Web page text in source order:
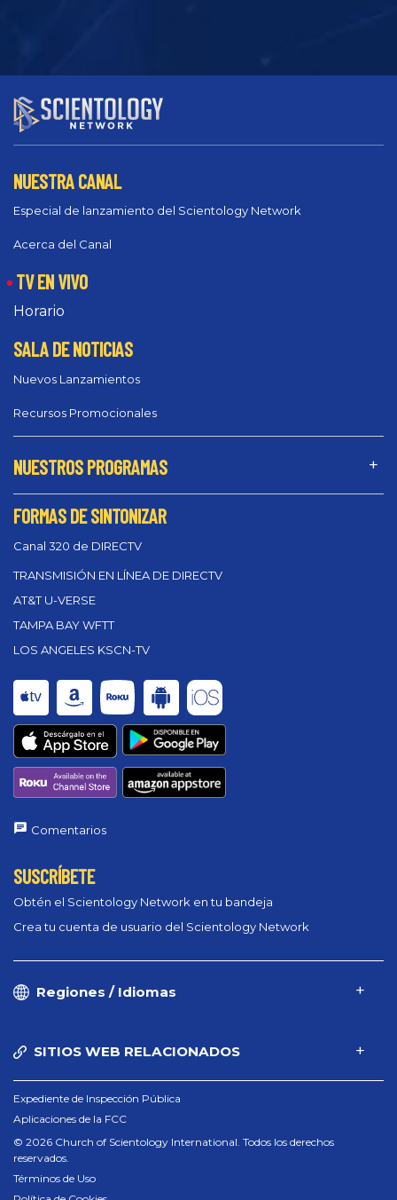
NUESTRA CANAL
Especial de lanzamiento del Scientology Network
Acerca del Canal
TV EN VIVO
Horario
SALA DE NOTICIAS
Nuevos Lanzamientos
Recursos Promocionales
NUESTROS PROGRAMAS
FORMAS DE SINTONIZAR
Canal 320 de DIRECTV
TRANSMISIÓN EN LÍNEA DE DIRECTV
AT&T U-VERSE
TAMPA BAY WFTT
LOS ANGELES KSCN-TV
Comentarios
SUSCRÍBETE
Obtén el Scientology Network en tu bandeja
Crea tu cuenta de usuario del Scientology Network
Regiones / Idiomas
SITIOS WEB RELACIONADOS
Expediente de Inspección Pública
Aplicaciones de la FCC
© 2026 Church of Scientology International. Todos los derechos
reservados.
Términos de Uso